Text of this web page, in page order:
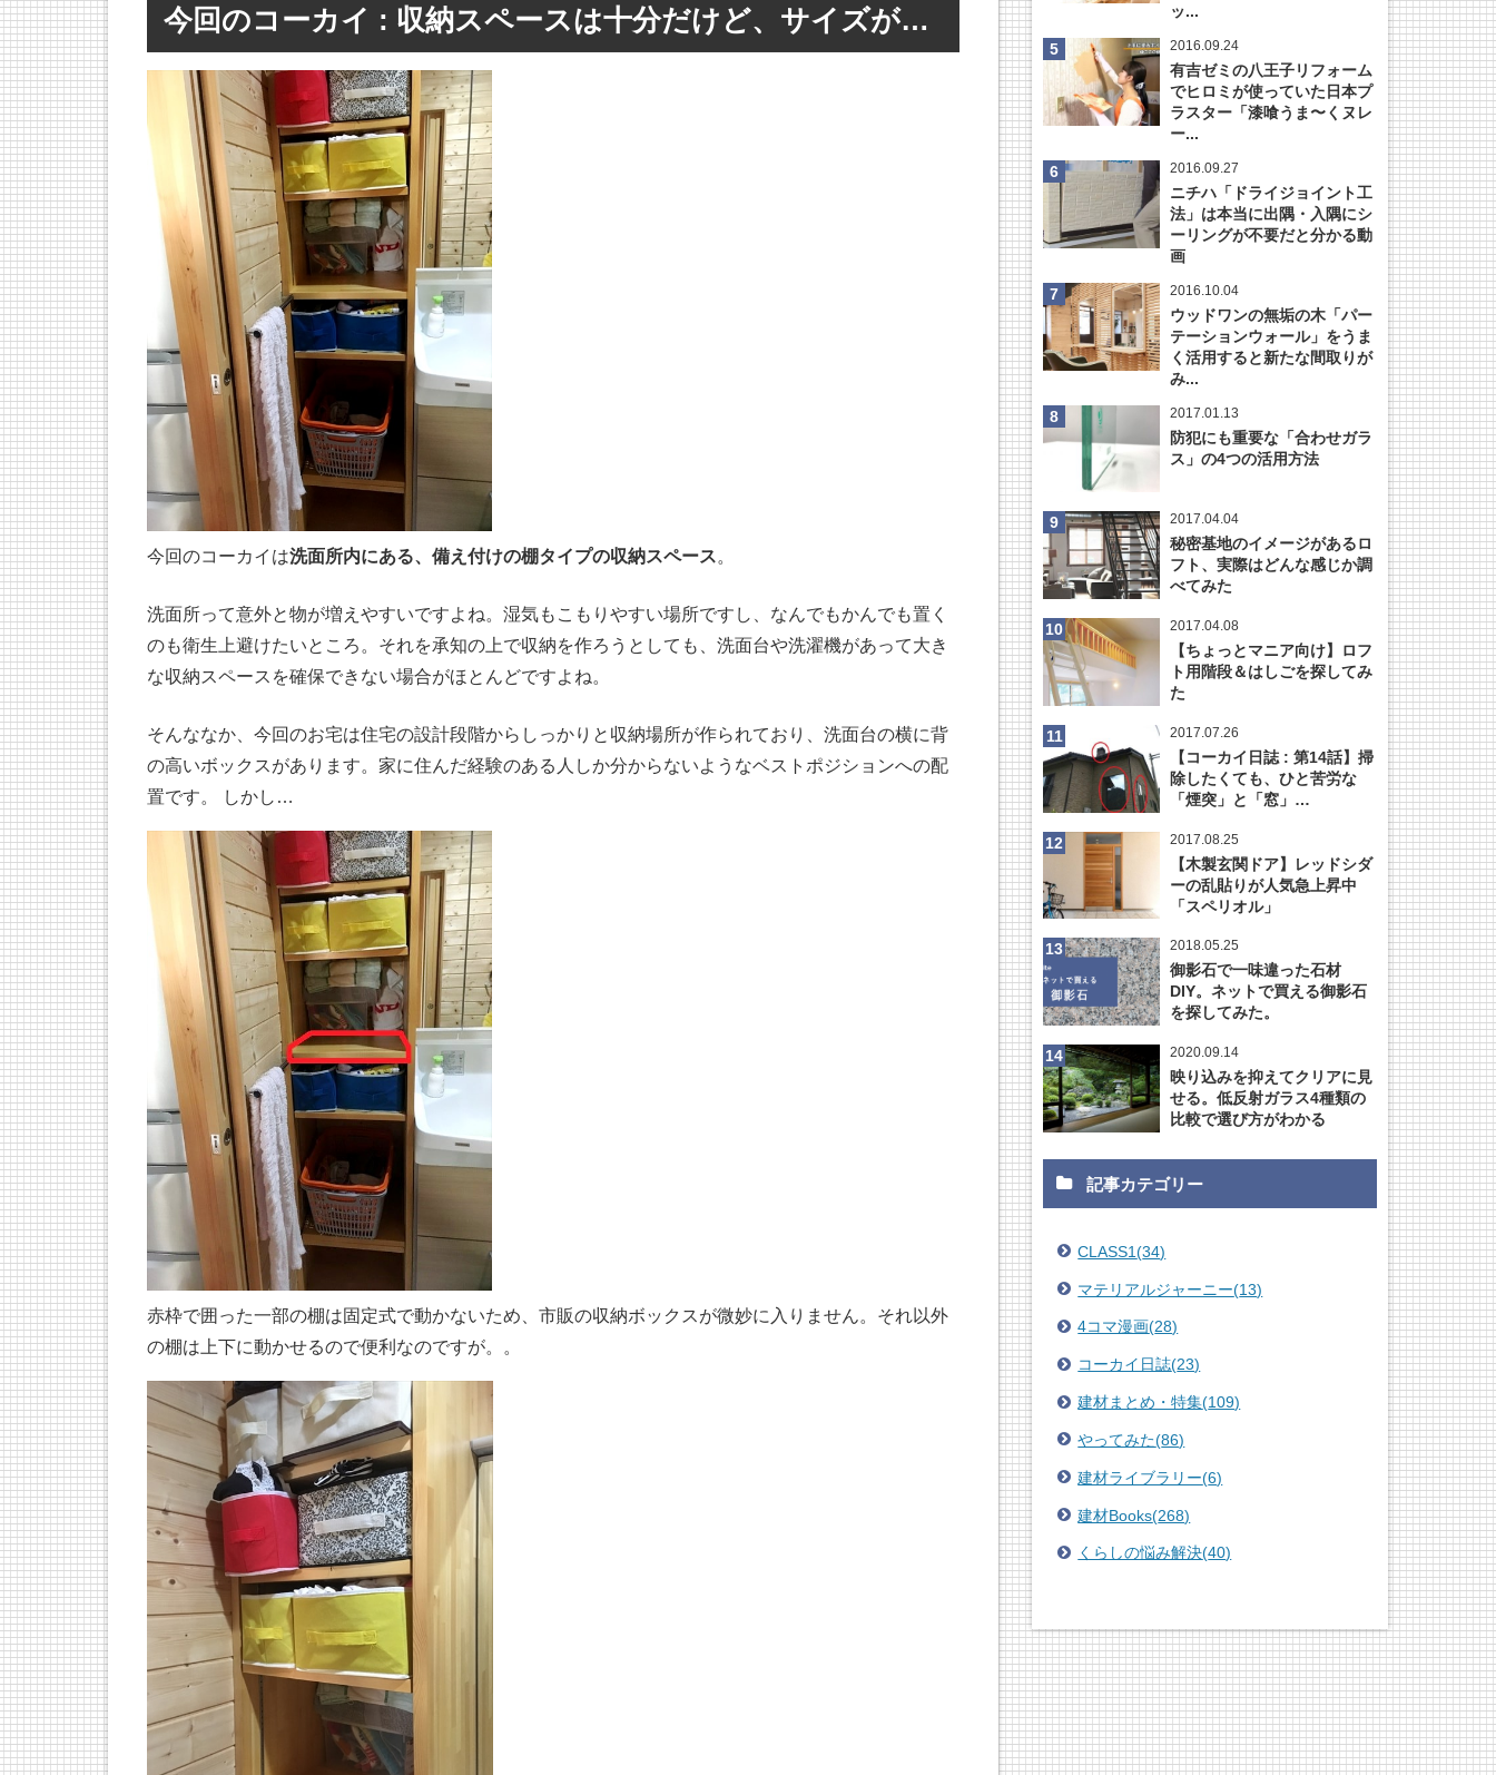
今回のコーカイ : 収納スペースは十分だけど、サイズが…
今回のコーカイは洗面所内にある、備え付けの棚タイプの収納スペース。
洗面所って意外と物が増えやすいですよね。湿気もこもりやすい場所ですし、なんでもかんでも置く
のも衛生上避けたいところ。それを承知の上で収納を作ろうとしても、洗面台や洗濯機があって大き
な収納スペースを確保できない場合がほとんどですよね。
そんななか、今回のお宅は住宅の設計段階からしっかりと収納場所が作られており、洗面台の横に背
の高いボックスがあります。家に住んだ経験のある人しか分からないようなベストポジションへの配
置です。 しかし…
赤枠で囲った一部の棚は固定式で動かないため、市販の収納ボックスが微妙に入りません。それ以外
の棚は上下に動かせるので便利なのですが。。
ッ...
2016.09.24
有吉ゼミの八王子リフォーム
でヒロミが使っていた日本プ
ラスター「漆喰うま〜くヌレ
ー...
2016.09.27
ニチハ「ドライジョイント工
法」は本当に出隅・入隅にシ
ーリングが不要だと分かる動
画
2016.10.04
ウッドワンの無垢の木「パー
テーションウォール」をうま
く活用すると新たな間取りが
み...
2017.01.13
防犯にも重要な「合わせガラ
ス」の4つの活用方法
2017.04.04
秘密基地のイメージがあるロ
フト、実際はどんな感じか調
べてみた
2017.04.08
【ちょっとマニア向け】ロフ
ト用階段＆はしごを探してみ
た
2017.07.26
【コーカイ日誌 : 第14話】掃
除したくても、ひと苦労な
「煙突」と「窓」…
2017.08.25
【木製玄関ドア】レッドシダ
ーの乱貼りが人気急上昇中
「スペリオル」
2018.05.25
御影石で一味違った石材
DIY。ネットで買える御影石
を探してみた。
2020.09.14
映り込みを抑えてクリアに見
せる。低反射ガラス4種類の
比較で選び方がわかる
記事カテゴリー
CLASS1(34)
マテリアルジャーニー(13)
4コマ漫画(28)
コーカイ日誌(23)
建材まとめ・特集(109)
やってみた(86)
建材ライブラリー(6)
建材Books(268)
くらしの悩み解決(40)